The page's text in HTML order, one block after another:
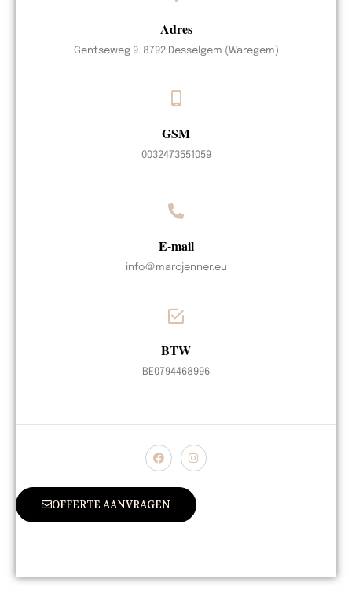
Adres
Gentseweg 9. 8792 Desselgem (Waregem)
GSM
0032473551059
E-mail
info@marcjenner.eu
BTW
BE0794468996
OFFERTE AANVRAGEN